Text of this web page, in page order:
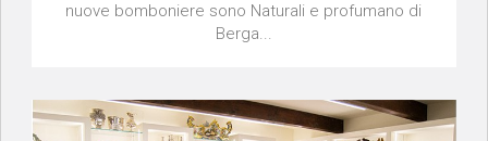
nuove bomboniere sono Naturali e profumano di
Berga...